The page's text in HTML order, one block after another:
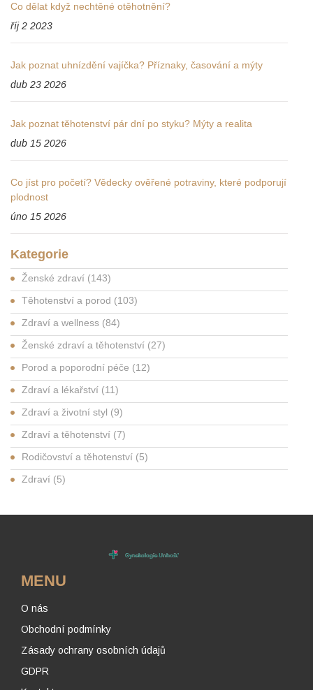
Co dělat když nechtěné otěhotnění?
říj 2 2023
Jak poznat uhnízdění vajíčka? Příznaky, časování a mýty
dub 23 2026
Jak poznat těhotenství pár dní po styku? Mýty a realita
dub 15 2026
Co jíst pro početí? Vědecky ověřené potraviny, které podporují
plodnost
úno 15 2026
Kategorie
Ženské zdraví (143)
Těhotenství a porod (103)
Zdraví a wellness (84)
Ženské zdraví a těhotenství (27)
Porod a poporodní péče (12)
Zdraví a lékařství (11)
Zdraví a životní styl (9)
Zdraví a těhotenství (7)
Rodičovství a těhotenství (5)
Zdraví (5)
MENU
O nás
Obchodní podmínky
Zásady ochrany osobních údajů
GDPR